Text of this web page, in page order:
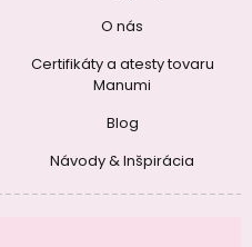
O nás
Certifikáty a atesty tovaru
Manumi
Blog
Návody & Inšpirácia